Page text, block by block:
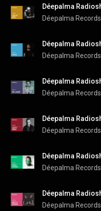
Déepalma Records
Déepalma Records
Déepalma Records
Déepalma Records
Déepalma Records
Déepalma Records